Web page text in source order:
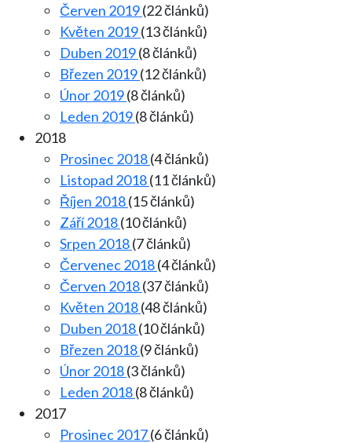
Červen 2019(22 článků)
Květen 2019(13 článků)
Duben 2019(8 článků)
Březen 2019(12 článků)
Únor 2019(8 článků)
Leden 2019(8 článků)
2018
Prosinec 2018(4 článků)
Listopad 2018(11 článků)
Říjen 2018(15 článků)
Září 2018(10 článků)
Srpen 2018(7 článků)
Červenec 2018(4 článků)
Červen 2018(37 článků)
Květen 2018(48 článků)
Duben 2018(10 článků)
Březen 2018(9 článků)
Únor 2018(3 článků)
Leden 2018(8 článků)
2017
Prosinec 2017(6 článků)